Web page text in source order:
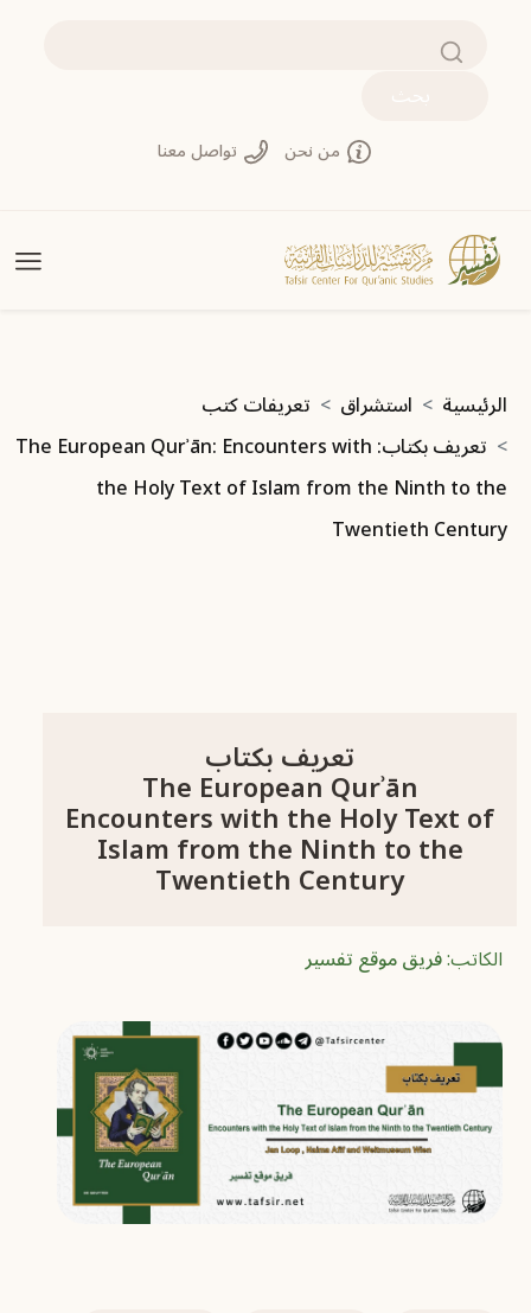
بحث
من نحن تواصل معنا
مسار التنقل
الرئيسية استشراق
تعريفات كتب
تعريف بكتاب: The European Qurʾān: Encounters with
the Holy Text of Islam from the Ninth to the
Twentieth Century
تعريف بكتاب
The European Qurʾān
Encounters with the Holy Text of
Islam from the Ninth to the
Twentieth Century
الكاتب:فريق موقع تفسير